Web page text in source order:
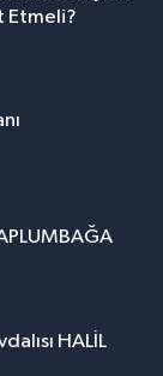
Etmeli?
HALİL